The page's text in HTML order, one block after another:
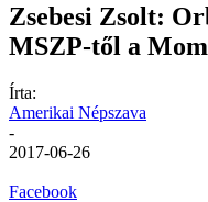
Zsebesi Zsolt:
MSZP-től a
Írta:
Amerikai Népszava
-
2017-06-26
Facebook